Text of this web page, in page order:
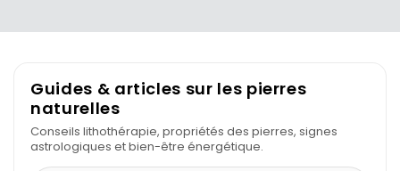
Guides & articles sur les pierres
naturelles
Conseils lithothérapie, propriétés des pierres, signes
astrologiques et bien-être énergétique.